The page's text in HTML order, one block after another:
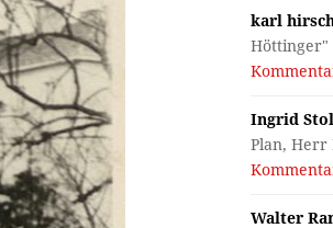
karl
Höttinger"
Ingrid
Plan, Herr
Walter